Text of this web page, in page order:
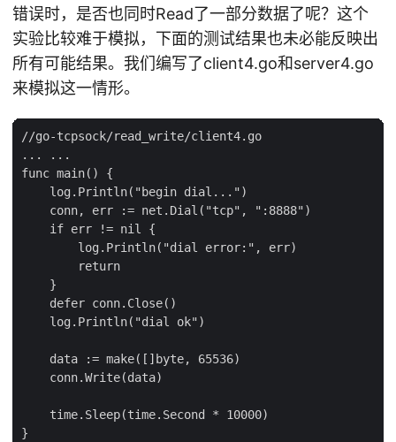
错误时，是否也同时Read了一部分数据了呢？这个
实验比较难于模拟，下面的测试结果也未必能反映出
所有可能结果。我们编写了client4.go和server4.go
来模拟这一情形。
//go-tcpsock/read_write/client4.go
... ...
func main() {
    log.Println("begin dial...")
    conn, err := net.Dial("tcp", ":8888")
    if err != nil {
        log.Println("dial error:", err)
        return
    }
    defer conn.Close()
    log.Println("dial ok")
    data := make([]byte, 65536)
    conn.Write(data)
    time.Sleep(time.Second * 10000)
}